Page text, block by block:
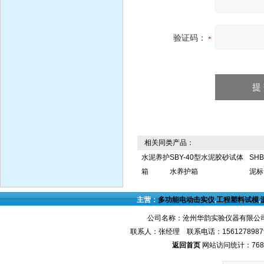
验证码：
相关同类产品：
水泥养护
箱
SBY-40型水泥胶砂试体
水养护箱
泥
主营：多功能电动击实仪,工程塑料试模,
公司名称：沧州华韵实验仪器有限
联系人：张经理 联系电话：
返回首页 网站访问统计：